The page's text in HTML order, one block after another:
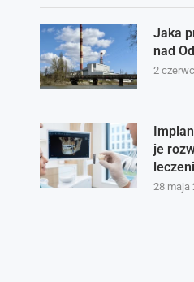
Jaka
nad
2
je
28 maja